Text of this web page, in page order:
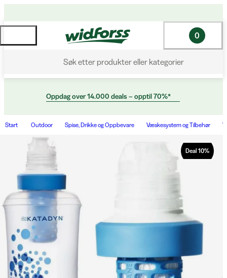
Søk etter produkter eller kategorier
0
Oppdag over 14.000 deals – opptil 70%*
Start Outdoor Spise, Drikke og Oppbevare Væskesystem og Tilbehør
Deal 10%